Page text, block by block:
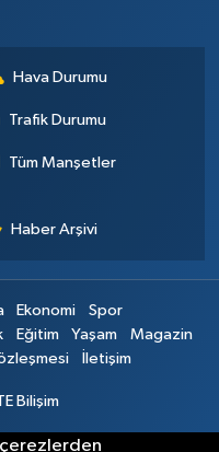
Hava Durumu
Trafik Durumu
Tüm Manşetler
Haber Arşivi
Ekonomi
Spor
Eğitim Yaşam
Magazin
İletişim
Bilişim
çerezlerden